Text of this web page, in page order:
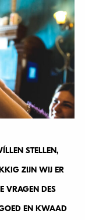
STELLEN,
ZIJN WIJ ER
VRAGEN DES
EN KWAAD